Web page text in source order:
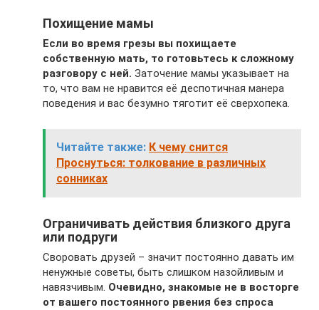
Похищение мамы
Если во время грезы вы похищаете
собственную мать, то готовьтесь к сложному
разговору с ней. Заточение мамы указывает на
то, что вам не нравится её деспотичная манера
поведения и вас безумно тяготит её сверхопека.
Читайте также: К чему снится
Проснуться: толкование в различных
сонниках
Ограничивать действия близкого друга
или подруги
Своровать друзей – значит постоянно давать им
ненужные советы, быть слишком назойливым и
навязчивым. Очевидно, знакомые не в восторге
от вашего постоянного рвения без спроса